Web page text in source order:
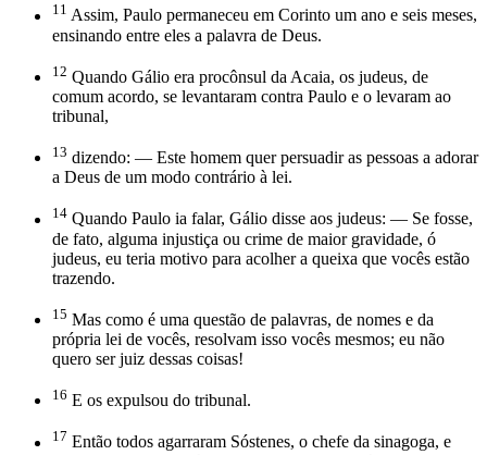
11 Assim, Paulo permaneceu em Corinto um ano e seis meses,
ensinando entre eles a palavra de Deus.
12 Quando Gálio era procônsul da Acaia, os judeus, de
comum acordo, se levantaram contra Paulo e o levaram ao
tribunal,
13 dizendo: — Este homem quer persuadir as pessoas a adorar
a Deus de um modo contrário à lei.
14 Quando Paulo ia falar, Gálio disse aos judeus: — Se fosse,
de fato, alguma injustiça ou crime de maior gravidade, ó
judeus, eu teria motivo para acolher a queixa que vocês estão
trazendo.
15 Mas como é uma questão de palavras, de nomes e da
própria lei de vocês, resolvam isso vocês mesmos; eu não
quero ser juiz dessas coisas!
16 E os expulsou do tribunal.
17 Então todos agarraram Sóstenes, o chefe da sinagoga, e